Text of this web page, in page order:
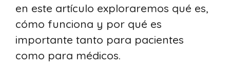
en este artículo exploraremos qué es,
cómo funciona y por qué es
importante tanto para pacientes
como para médicos.